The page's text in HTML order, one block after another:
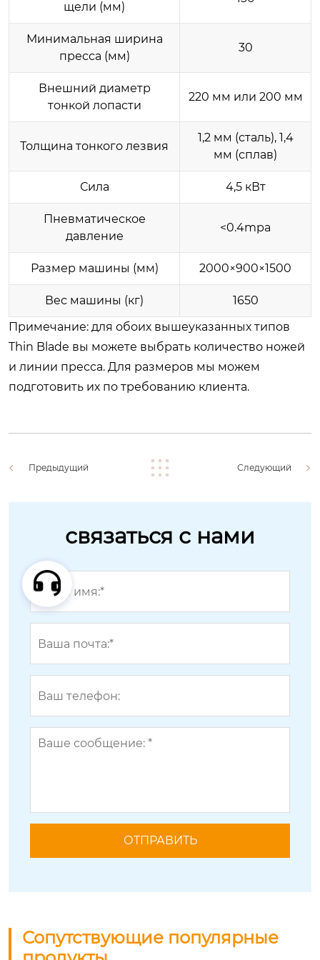
щели (мм)
Минимальная ширина
пресса (мм)
30
Внешний диаметр
тонкой лопасти
220 мм или 200 мм
Толщина тонкого лезвия
1,2 мм (сталь), 1,4
мм (сплав)
Сила 4,5 кВт
Пневматическое
давление
<0.4mpa
Размер машины (мм) 2000×900×1500
Вес машины (кг)
1650
Примечание: для обоих вышеуказанных типов
Thin Blade вы можете выбрать количество ножей
и линии пресса. Для размеров мы можем
подготовить их по требованию клиента.
Предыдущий Следующий
связаться с нами
Сопутствующие популярные